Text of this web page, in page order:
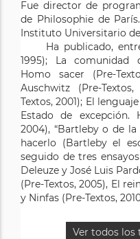
Fue director de
de Philosophie de
Instituto Universitario
Ha publicado, entre
1995); La comunidad
Homo sacer (Pre-
Auschwitz (Pre-
Textos, 2001); El
Estado de excepción.
2004), “Bartleby o de
hacerlo (Bartleby el
seguido de tres
Deleuze y José Luis
(Pre-Textos, 2005), El
y Ninfas (Pre-Textos,
Ver todos los